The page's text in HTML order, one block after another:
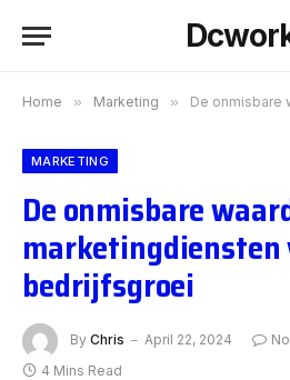
Home » Marketing » De onmisbare waarde
MARKETING
De onmisbare
marketingdiensten
bedrijfsgroei
By Chris April 22, 2024
4 Mins Read